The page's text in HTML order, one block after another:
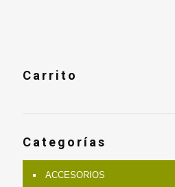
Carrito
Categorías
ACCESORIOS